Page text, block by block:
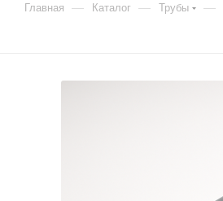
Главная — Каталог — Трубы —